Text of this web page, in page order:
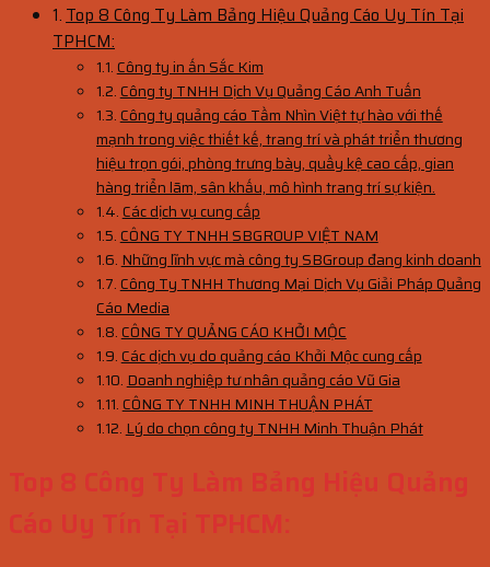
Top 8 Công Ty Làm Bảng Hiệu Quảng Cáo Uy Tín Tại
TPHCM:
Công ty in ấn Sắc Kim
Công ty TNHH Dịch Vụ Quảng Cáo Anh Tuấn
Công ty quảng cáo Tầm Nhìn Việt tự hào với thế
mạnh trong việc thiết kế, trang trí và phát triển thương
hiệu trọn gói, phòng trưng bày, quầy kệ cao cấp, gian
hàng triển lãm, sân khấu, mô hình trang trí sự kiện.
Các dịch vụ cung cấp
CÔNG TY TNHH SBGROUP VIỆT NAM
Những lĩnh vực mà công ty SBGroup đang kinh doanh
Công Ty TNHH Thương Mại Dịch Vụ Giải Pháp Quảng
Cáo Media
CÔNG TY QUẢNG CÁO KHỞI MỘC
Các dịch vụ do quảng cáo Khởi Mộc cung cấp
Doanh nghiệp tư nhân quảng cáo Vũ Gia
CÔNG TY TNHH MINH THUẬN PHÁT
Lý do chọn công ty TNHH Minh Thuận Phát
Top 8 Công Ty Làm Bảng Hiệu Quảng
Cáo Uy Tín Tại TPHCM: